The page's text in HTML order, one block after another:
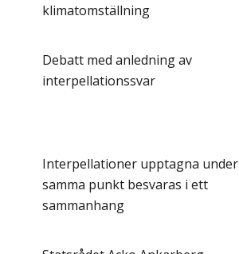
klimatomställning
Debatt med anledning av
interpellationssvar
Interpellationer upptagna under
samma punkt besvaras i ett
sammanhang